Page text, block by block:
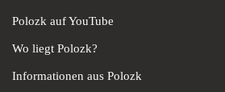
Polozk auf YouTube
Wo liegt Polozk?
Informationen aus Polozk